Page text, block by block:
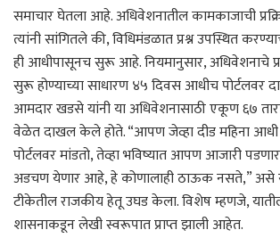
समाचार घेतला आहे. अधिवेशनातील कामकाजाची
त्यांनी सांगितले की, विधिमंडळात प्रश्न उपस्थित
ही आधीपासूनच सुरू आहे. नियमानुसार, अधिवेशनाचे
सुरू होण्याच्या साधारण ४५ दिवस आधीच पोर्टलवर
आमदार खडसे यांनी या अधिवेशनासाठी एकूण ६७
वेळेत दाखल केले होते. “आपण जेव्हा दीड महिना आधी
पोर्टलवर मांडतो, तेव्हा भविष्यात आपण आजारी
अडचण येणार आहे, हे कोणालाही ठाऊक नसते,” असे
टीकेतील राजकीय हेतू उघड केला. विशेष म्हणजे, यातील
शासनाकडून लेखी स्वरूपात प्राप्त झाली आहेत.